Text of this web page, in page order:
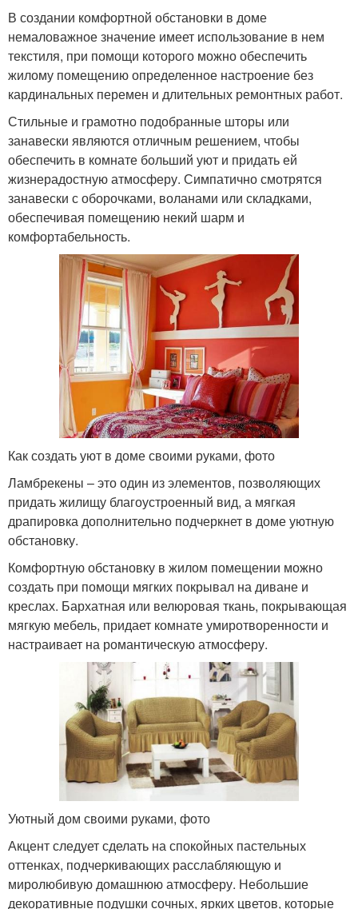
В создании комфортной обстановки в доме
немаловажное значение имеет использование в нем
текстиля, при помощи которого можно обеспечить
жилому помещению определенное настроение без
кардинальных перемен и длительных ремонтных работ.
Стильные и грамотно подобранные шторы или
занавески являются отличным решением, чтобы
обеспечить в комнате больший уют и придать ей
жизнерадостную атмосферу. Симпатично смотрятся
занавески с оборочками, воланами или складками,
обеспечивая помещению некий шарм и
комфортабельность.
Как создать уют в доме своими руками, фото
Ламбрекены – это один из элементов, позволяющих
придать жилищу благоустроенный вид, а мягкая
драпировка дополнительно подчеркнет в доме уютную
обстановку.
Комфортную обстановку в жилом помещении можно
создать при помощи мягких покрывал на диване и
креслах. Бархатная или велюровая ткань, покрывающая
мягкую мебель, придает комнате умиротворенности и
настраивает на романтическую атмосферу.
Уютный дом своими руками, фото
Акцент следует сделать на спокойных пастельных
оттенках, подчеркивающих расслабляющую и
миролюбивую домашнюю атмосферу. Небольшие
декоративные подушки сочных, ярких цветов, которые